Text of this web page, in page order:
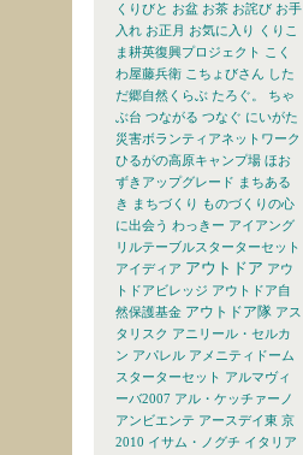
くりびと お盆 お茶 お詫び お手
入れ お正月 お気に入り
くりこ
ま耕英復興プロジェクト こく
わ屋藤兵衛 こちょびさん した
だ郷自然くらぶ たろぐ。
ちゃ
ぶ台 つながる つなぐ にいがた
災害ボランティアネットワーク
ひるがの高原キャンプ場 ほお
ずきアップグレード まちある
き まちづくり ものづくりの心
に出会う わっきー アイアング
リルテーブルスターターセット
アイディア アウトドア アウ
トドアビレッジ アウトドア自
然保護基金 アウトドア隊 アス
タリスク アニリール・セルカ
ン アパレル アメニティドーム
スターターセット アルマヴィ
ーバ2007 アル・ケッチァーノ
アンビエンテ アースデイ東 京
2010 イサム・ノグチ イタリア